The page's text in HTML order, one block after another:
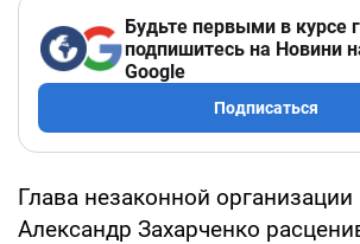
Будьте первыми в курсе
подпишитесь на Новини
Google
Подписаться
Глава незаконной
Александр Захарченко